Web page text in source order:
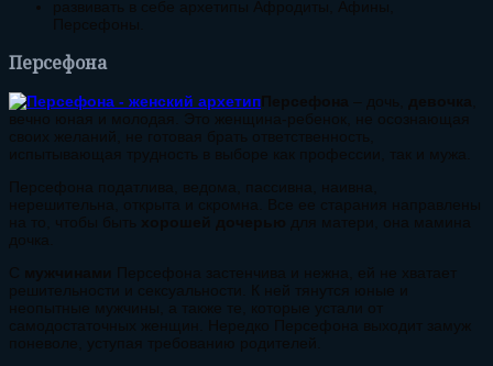
развивать в себе архетипы Афродиты, Афины,
Персефоны.
Персефона
Персефона – дочь, девочка
вечно юная и молодая. Это женщина-ребенок, не осознающая
своих желаний, не готовая брать ответственность,
испытывающая трудность в выборе как профессии, так и мужа.
Персефона податлива, ведома, пассивна, наивна,
нерешительна, открыта и скромна. Все ее старания направлены
на то, чтобы быть
хорошей дочерью
для матери, она мамина
дочка.
С
мужчинами
Персефона застенчива и нежна, ей не хватает
решительности и сексуальности. К ней тянутся юные и
неопытные мужчины, а также те, которые устали от
самодостаточных женщин. Нередко Персефона выходит замуж
поневоле, уступая требованию родителей.